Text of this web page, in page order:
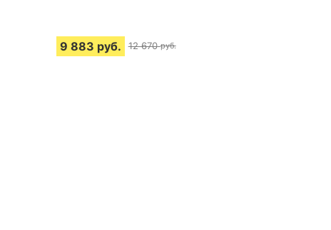
9 883 руб. 12 670 руб.